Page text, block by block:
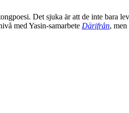
Det sjuka är att de inte bara
med Yasin-samarbete Därifrån, men